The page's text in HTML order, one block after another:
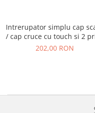
Intrerupator simplu cap
/ cap cruce cu touch si 2
din sticla
202,00 RON